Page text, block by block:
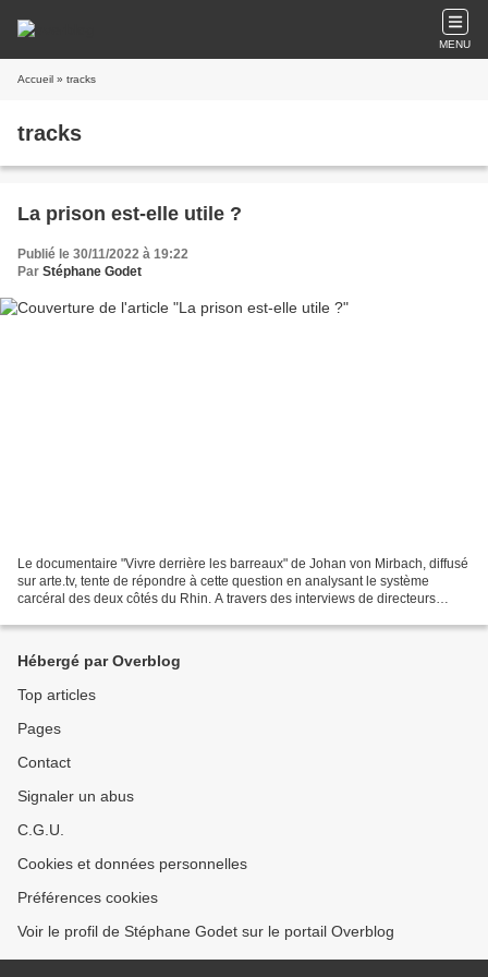
MENU
Accueil » tracks
tracks
La prison est-elle utile ?
Publié le 30/11/2022 à 19:22
Par Stéphane Godet
Le documentaire "Vivre derrière les barreaux" de Johan von Mirbach, diffusé
sur arte.tv, tente de répondre à cette question en analysant le système
carcéral des deux côtés du Rhin. A travers des interviews de directeurs
Hébergé par Overblog
Top articles
Pages
Contact
Signaler un abus
C.G.U.
Cookies et données personnelles
Préférences cookies
Voir le profil de Stéphane Godet sur le portail Overblog